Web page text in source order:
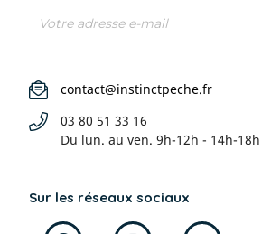
contact@instinctpeche.fr
03 80 51 33 16
Du lun. au ven. 9h-12h - 14h-18h
Sur les réseaux sociaux